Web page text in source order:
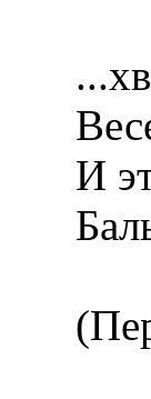
И эти
(Пер.